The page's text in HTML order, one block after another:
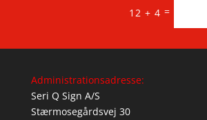
12 + 4 =
Administrationsadresse:
Seri Q Sign A/S
Stærmosegårdsvej 30